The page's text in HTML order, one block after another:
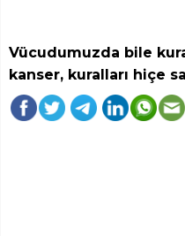
Vücudumuzda bile
kanser, kuralları hiçe